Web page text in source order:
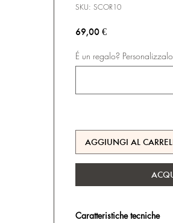
SKU: SCOR10
69,00 €Prezzo
É un regalo?
AGGIUNGI AL
Caratteristiche tecniche